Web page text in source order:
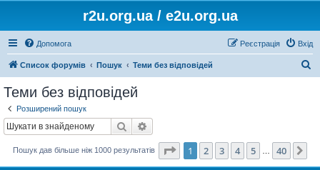
r2u.org.ua / e2u.org.ua
Допомога Вхід
Реєстрація
Список форумів Пошук Теми без відповідей
Теми без відповідей
Розширений пошук
Пошук
Пошук дав більше ніж 1000 результатів Сторінка 1 40
1 2 3 4 5 40